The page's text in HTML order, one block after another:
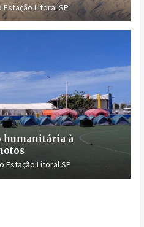
Estação Litoral SP
humanitária à
Estação Litoral SP